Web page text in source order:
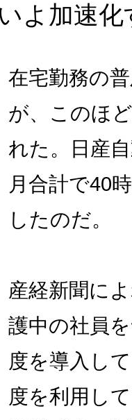
よ加速
在宅勤務の
が、このほ
れた。日産
月合計で40
したのだ。
産経新聞に
護中の社員
度を導入し
度を利用し